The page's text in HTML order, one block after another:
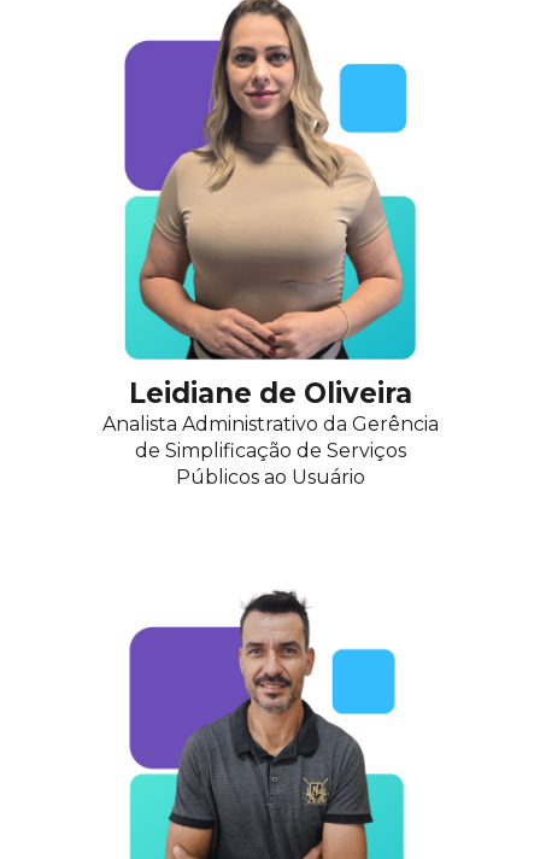
Leidiane de Oliveira
Analista Administrativo da Gerência
de Simplificação de Serviços
Públicos ao Usuário